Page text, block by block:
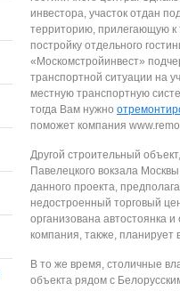
инвестора, участок отдан
территорию, прилегающую к
постройку отдельного
«Москомстройинвест»
транспортной ситуации на
местную транспортную
тогда Вам нужно
поможет компания
Другой строительный
Павелецкого вокзала
данного проекта,
недостроенный торговый
организована автостоянка
компания, также, планирует
В то же время, столичные
объекта рядом с